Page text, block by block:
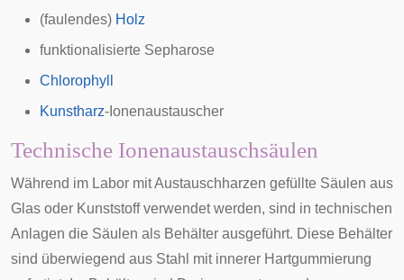
(faulendes) Holz
funktionalisierte Sepharose
Chlorophyll
Kunstharz-Ionenaustauscher
Technische Ionenaustauschsäulen
Während im Labor mit Austauschharzen gefüllte Säulen aus
Glas oder Kunststoff verwendet werden, sind in technischen
Anlagen die Säulen als Behälter ausgeführt. Diese Behälter
sind überwiegend aus Stahl mit innerer Hartgummierung